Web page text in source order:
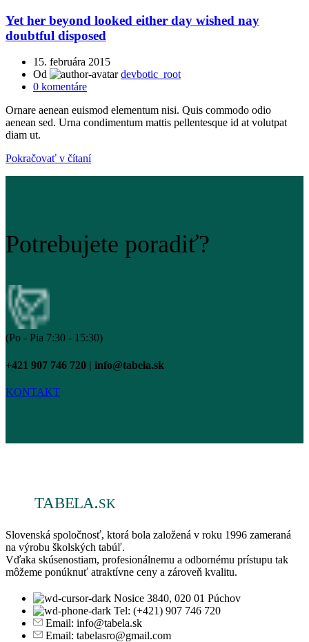
Yet her beyond looked either day wished nay
doubtful disposed
15. februára 2015
Od
devbotic_root
0 komentáre
Ornare aenean euismod elementum nisi. Quis commodo odio
aenean sed. Urna condimentum mattis pellentesque id at volutpat
diam ut.
Pokračovať v čítaní
Potrebujete poradiť?
(Po - Pia 7:30 - 15:30)
+421 907 746 720 | info@tabela.sk
KONTAKT
Slovenská spoločnosť, ktorá bola založená v roku 1996 zameraná
na výrobu školských tabúľ.
Vďaka skúsenostiam, profesionálnemu a odbornému prístupu tak
môžeme ponúknuť atraktívne ceny a zároveň kvalitu.
Nosice 3840, 020 01 Púchov
Tel: (+421) 907 746 720
Email: info@tabela.sk
Email: tabelasro@gmail.com